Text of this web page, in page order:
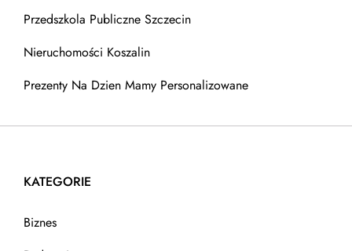
Przedszkola Publiczne Szczecin
Nieruchomości Koszalin
Prezenty Na Dzien Mamy Personalizowane
KATEGORIE
Biznes